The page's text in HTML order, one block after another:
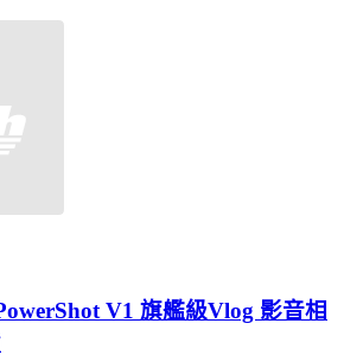
V1 旗艦級Vlog 影音相